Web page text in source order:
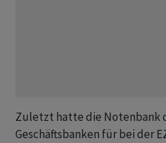
Zuletzt hatte die Notenbank
Geschäftsbanken für bei der